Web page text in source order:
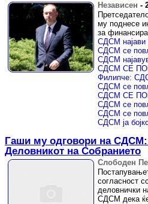
Независен -
му поднесе
за
СДСМ
СДСМ се
Гаши му одговори на СДСМ:
Деловникот на Собранието
Слободен
согласност
деловнички
СДСМ дека